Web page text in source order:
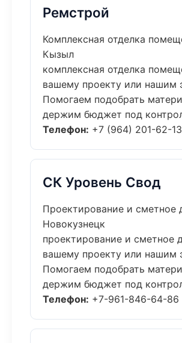
Ремстрой
Комплексная отделка
Кызыл
комплексная отделка
вашему проекту или нашим
Помогаем подобрать
держим бюджет под
Телефон: +7 (964) 201-62-13
СК Уровень Свод
Проектирование и сметное
Новокузнецк
проектирование и сметное
вашему проекту или нашим
Помогаем подобрать
держим бюджет под
Телефон: +7-961-846-64-86